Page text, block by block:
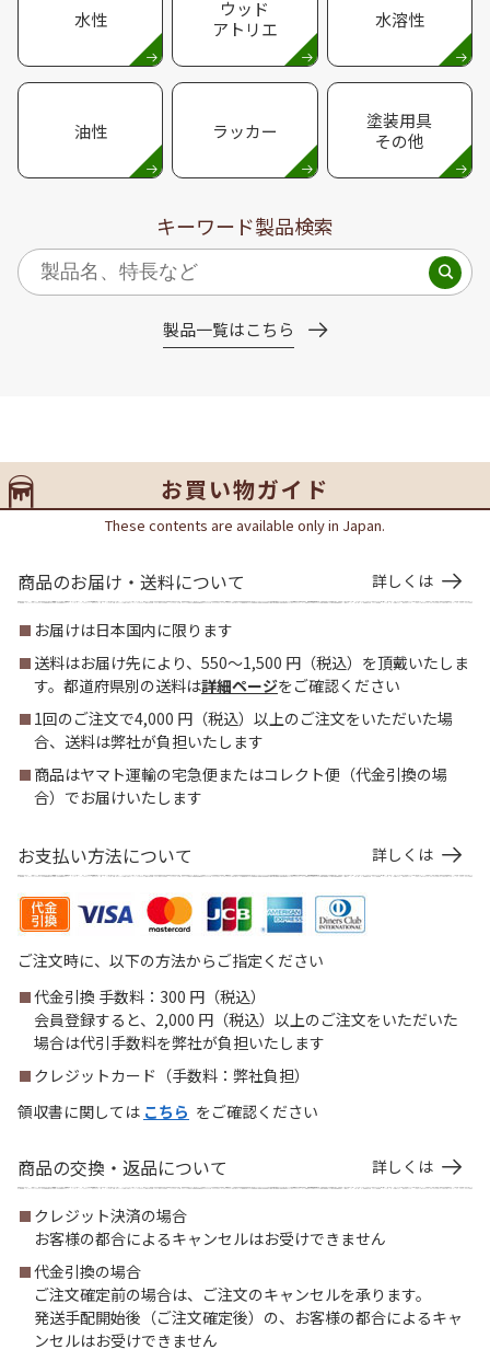
水性
ウッド
アトリエ
水溶性
油性 ラッカー
塗装用具
その他
キーワード製品検索
製品一覧はこちら
お買い物ガイド
These contents are available only in Japan.
商品のお届け・送料について 詳しくは
お届けは日本国内に限ります
送料はお届け先により、550～1,500 円（税込）を頂戴いたしま
す。都道府県別の送料は詳細ページをご確認ください
1回のご注文で4,000 円（税込）以上のご注文をいただいた場
合、送料は弊社が負担いたします
商品はヤマト運輸の宅急便またはコレクト便（代金引換の場
合）でお届けいたします
お支払い方法について 詳しくは
ご注文時に、以下の方法からご指定ください
代金引換 手数料：300 円（税込）
会員登録すると、2,000 円（税込）以上のご注文をいただいた
場合は代引手数料を弊社が負担いたします
クレジットカード（手数料：弊社負担）
領収書に関しては こちら をご確認ください
商品の交換・返品について 詳しくは
クレジット決済の場合
お客様の都合によるキャンセルはお受けできません
代金引換の場合
ご注文確定前の場合は、ご注文のキャンセルを承ります。
発送手配開始後（ご注文確定後）の、お客様の都合によるキャ
ンセルはお受けできません